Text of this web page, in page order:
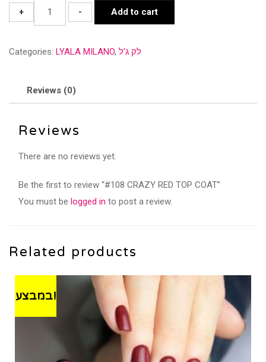
+
#108
CRAZY
TOP
quantity
- Add to cart
Categories: LYALA MILANO, לק ג'ל
Reviews (0)
Reviews
There are no reviews yet.
Be the first to review “#108 CRAZY RED TOP COAT”
You must be logged in to post a review.
Related products
במבצע!